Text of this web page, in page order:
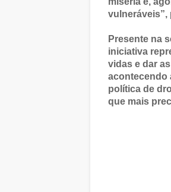
vulneráveis”,
Presente na
iniciativa
vidas e dar
acontecendo
política de
que mais